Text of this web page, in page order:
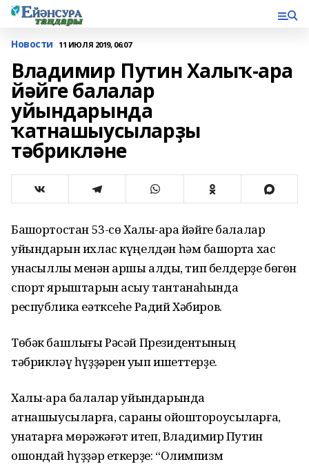
Новости 11 ИЮЛЯ 2019, 06:07
Владимир Путин Халыҡ-ара
йәйге балалар
уйындарында
ҡатнашыусыларҙы
тәбрикләне
Башҡортостан 53-сө Халыҡ-ара йәйге балалар
уйындарын ихлас күңелдән һәм башҡортҡа хас
ҡунаҡсыллыҡ менән ҡаршы алды, тип белдерҙе бөгөн
спорт ярыштарын асыу тантанаһында
республика еәтксеһе Радий Хәбиров.
Төбәк башлығы Рәсәй Президентының
тәбрикләү һүҙҙәрен уҡып ишеттерҙе.
Халыҡ-ара балалар уйындарында
ҡатнашыусыларға, сараны ойоштороусыларға,
ҡунаҡтарға мөрәжәғәт итеп, Владимир Путин
ошондай һүҙҙәр еткерҙе: “Олимпизм